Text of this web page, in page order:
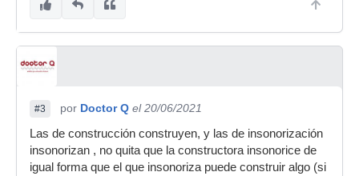
#3 por Doctor Q el 20/06/2021
Las de construcción construyen, y las de insonorización
insonorizan , no quita que la constructora insonorice de
igual forma que el que insonoriza puede construir algo (si